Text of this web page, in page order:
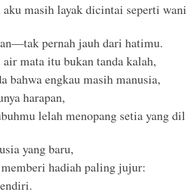
aku masih layak dicintai seperti
pernah jauh dari hatimu.
mata itu bukan tanda kalah,
bahwa engkau masih manusia,
harapan,
lelah menopang setia yang
yang baru,
memberi hadiah paling jujur: